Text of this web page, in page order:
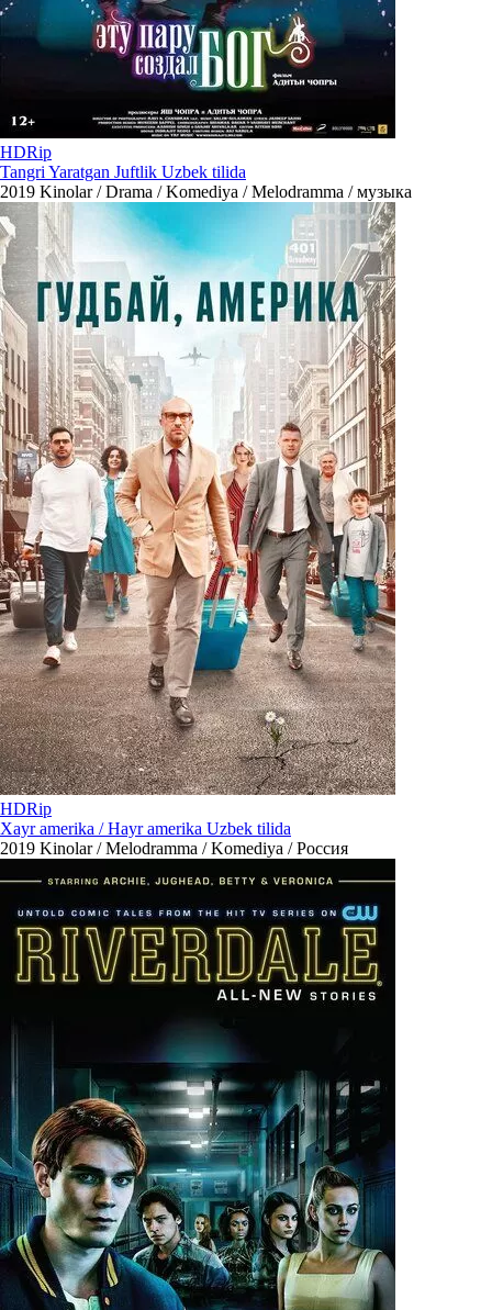
HDRip
Tangri Yaratgan Juftlik Uzbek tilida
2019 Kinolar / Drama / Komediya / Melodramma / музыка
HDRip
Xayr amerika / Hayr amerika Uzbek tilida
2019 Kinolar / Melodramma / Komediya / Россия